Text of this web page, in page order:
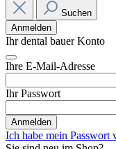
Suchen
Anmelden
Ihr dental bauer Konto
Ihre E-Mail-Adresse
Ihr Passwort
Anmelden
Ich habe mein Passwort